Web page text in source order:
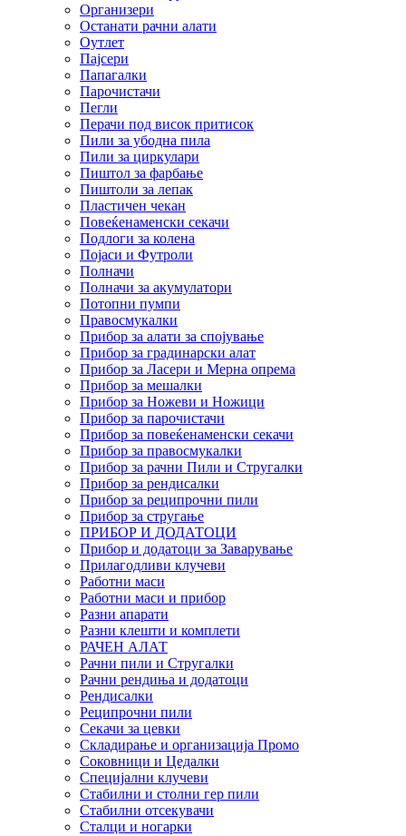
Организери
Останати рачни алати
Оутлет
Пајсери
Папагалки
Парочистачи
Пегли
Перачи под висок притисок
Пили за убодна пила
Пили за циркулари
Пиштол за фарбање
Пиштоли за лепак
Пластичен чекан
Повеќенаменски секачи
Подлоги за колена
Појаси и Футроли
Полначи
Полначи за акумулатори
Потопни пумпи
Правосмукалки
Прибор за алати за спојување
Прибор за градинарски алат
Прибор за Ласери и Мерна опрема
Прибор за мешалки
Прибор за Ножеви и Ножици
Прибор за парочистачи
Прибор за повеќенаменски секачи
Прибор за правосмукалки
Прибор за рачни Пили и Стругалки
Прибор за рендисалки
Прибор за реципрочни пили
Прибор за стругање
ПРИБОР И ДОДАТОЦИ
Прибор и додатоци за Заварување
Прилагодливи клучеви
Работни маси
Работни маси и прибор
Разни апарати
Разни клешти и комплети
РАЧЕН АЛАТ
Рачни пили и Стругалки
Рачни рендиња и додатоци
Рендисалки
Реципрочни пили
Секачи за цевки
Складирање и организација Промо
Соковници и Цедалки
Специјални клучеви
Стабилни и столни гер пили
Стабилни отсекувачи
Сталци и ногарки